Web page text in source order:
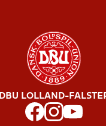
DBU LOLLAND-